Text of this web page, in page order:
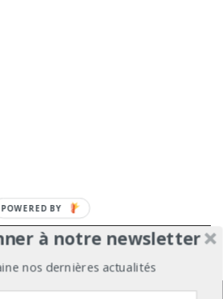
Partenariats Les Experts
à notre newsletter
nos dernières actualités
POWERED
BY